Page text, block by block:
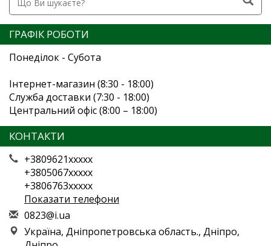
ГРАФІК РОБОТИ
Понеділок - Субота
Інтернет-магазин (8:30 - 18:00)
Служба доставки (7:30 - 18:00)
Центральний офіс (8:00 – 18:00)
КОНТАКТИ
+3809621xxxxx
+3805067xxxxx
+3806763xxxxx
Показати телефони
0823@i.ua
Україна, Дніпропетровська область., Дніпро,